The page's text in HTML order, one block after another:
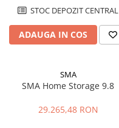
STOC DEPOZIT CENTRAL
ADAUGA IN COS
SMA
SMA Home Storage 9.8
29.265,48 RON